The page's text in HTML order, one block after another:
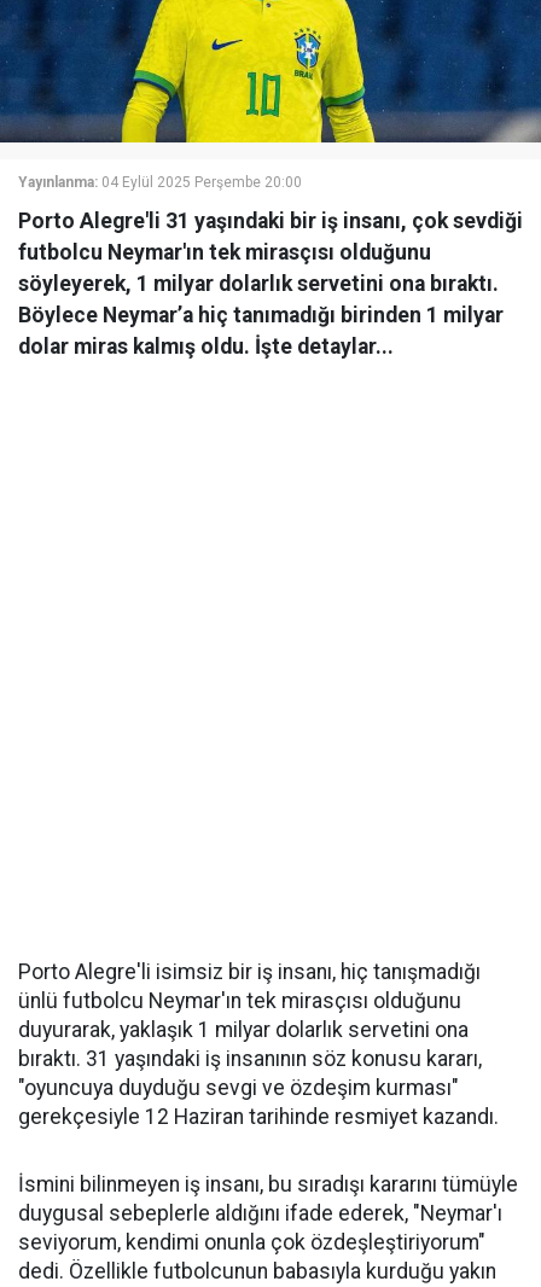
Yayınlanma: 04 Eylül 2025 Perşembe 20:00
Porto Alegre'li 31 yaşındaki bir iş insanı, çok sevdiği
futbolcu Neymar'ın tek mirasçısı olduğunu
söyleyerek, 1 milyar dolarlık servetini ona bıraktı.
Böylece Neymar’a hiç tanımadığı birinden 1 milyar
dolar miras kalmış oldu. İşte detaylar...
Porto Alegre'li isimsiz bir iş insanı, hiç tanışmadığı
ünlü futbolcu Neymar'ın tek mirasçısı olduğunu
duyurarak, yaklaşık 1 milyar dolarlık servetini ona
bıraktı. 31 yaşındaki iş insanının söz konusu kararı,
"oyuncuya duyduğu sevgi ve özdeşim kurması"
gerekçesiyle 12 Haziran tarihinde resmiyet kazandı.
İsmini bilinmeyen iş insanı, bu sıradışı kararını tümüyle
duygusal sebeplerle aldığını ifade ederek, "Neymar'ı
seviyorum, kendimi onunla çok özdeşleştiriyorum"
dedi. Özellikle futbolcunun babasıyla kurduğu yakın